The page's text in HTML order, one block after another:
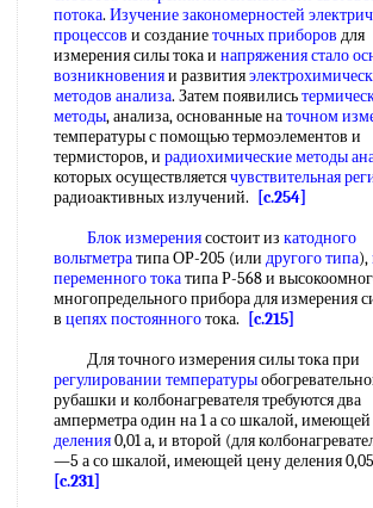
потока. Изучение закономерностей
процессов и созданиеточных приборов для
измерения силы тока и напряжения стало
возникновенияи развития
методов анализа. Затем появились
методы, анализа, основанные наточном
температуры с помощью термоэлементов и
термисторов, и радиохимические методы
которых осуществляетсячувствительная
радиоактивных излучений.
[c.254]
Блок измерениясостоит из катодного
вольтметратипа ОР-205 (или другого типа),
переменного токатипа Р-568 и
многопредельного прибора для измерения
в цепях постоянноготока.
[c.215]
Для точного измерения силы тока при
регулировании температуры
рубашки и колбонагревателя требуются два
амперметра один на 1 а со шкалой, имеющей
деления0,01 а, и второй (для
—5 а со шкалой, имеющей цену деления
[c.231]